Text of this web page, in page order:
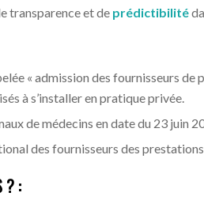
transparence et de prédictibilité
« admission des fournisseurs de
à s’installer en pratique privée.
de médecins en date du 23 juin
des fournisseurs des
? :